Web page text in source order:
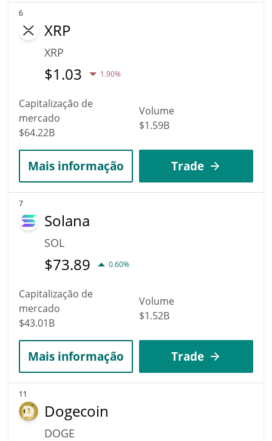
6
XRP
XRP
$1.03 1.90%
Capitalização de
mercado
$64.22B
Volume
$1.59B
Mais informação Trade
7
Solana
SOL
$73.89 0.60%
Capitalização de
mercado
$43.01B
Volume
$1.52B
Mais informação Trade
11
Dogecoin
DOGE